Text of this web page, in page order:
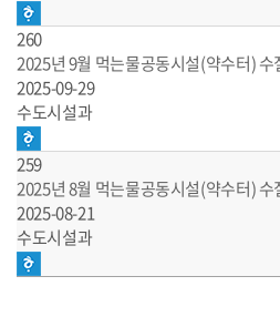
260
2025년 9월 먹는물공동시설(약수터) 수
2025-09-29
수도시설과
259
2025년 8월 먹는물공동시설(약수터) 수
2025-08-21
수도시설과